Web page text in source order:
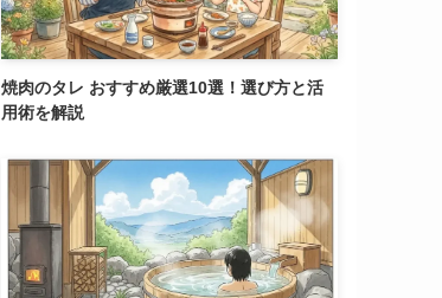
焼肉のタレ おすすめ厳選10選！選び方と活
用術を解説